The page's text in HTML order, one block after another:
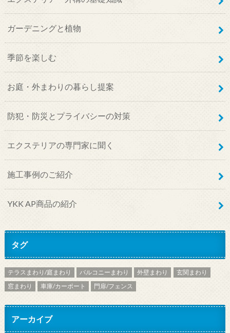
ガーデニングと植物
季節を楽しむ
お庭・外まわりの暮らし提案
防犯・防災とプライバシーの対策
エクステリアの専門家に聞く
施工事例のご紹介
YKK AP商品の紹介
タグ
テラスまわり/庭まわり バルコニーまわり 外壁まわり
玄関まわり
窓まわり
車庫/カーポート 門扉/フェンス
アーカイブ